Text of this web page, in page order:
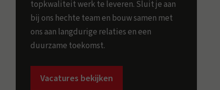
topkwaliteit werk te leveren. Sluit je aan
bij ons hechte team en bouw samen met
ons aan langdurige relaties en een
duurzame toekomst.
Vacatures bekijken